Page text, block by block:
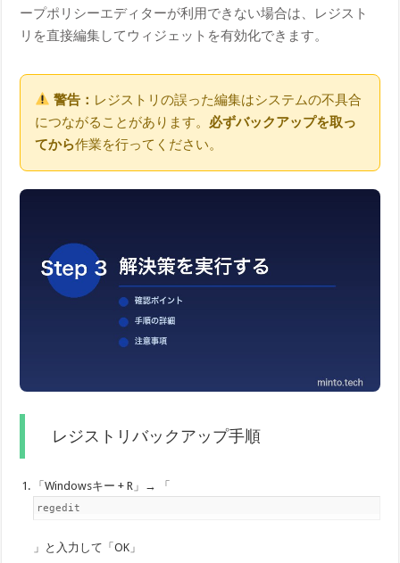
ープポリシーエディターが利用できない場合は、レジスト
リを直接編集してウィジェットを有効化できます。
警告： レジストリの誤った編集はシステムの不具合
につながることがあります。 必ずバックアップを取っ
てから作業を行ってください。
レジストリバックアップ手順
「Windowsキー + R」→ 「
regedit
」と入力して「OK」